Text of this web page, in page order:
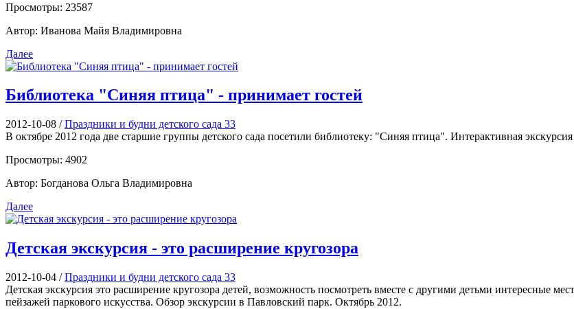
Просмотры: 23587
Автор: Иванова Майя Владимировна
Далее
Библиотека "Синяя птица" - принимает гостей
2012-10-08 /Праздники и будни детского сада 33
В октябре 2012 года две старшие группы детского сада посетили библиотеку: "Синяя птица". Интерактивная
Просмотры: 4902
Автор: Богданова Ольга Владимировна
Далее
Детская экскурсия - это расширение кругозора
2012-10-04 /Праздники и будни детского сада 33
Детская экскурсия это расширение кругозора детей, возможность посмотреть вместе с другими детьми интересные
пейзажей паркового искусства. Обзор экскурсии в Павловский парк. Октябрь 2012.